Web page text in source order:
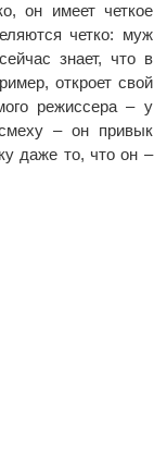
он имеет четкое
четко: муж
знает, что в
откроет свой
режиссера – у
– он привык
даже то, что он –